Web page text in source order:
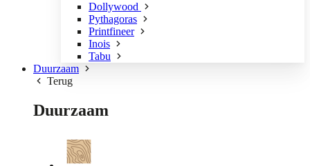
Dollywood
Pythagoras
Printfineer
Inois
Tabu
Duurzaam
Terug
Duurzaam